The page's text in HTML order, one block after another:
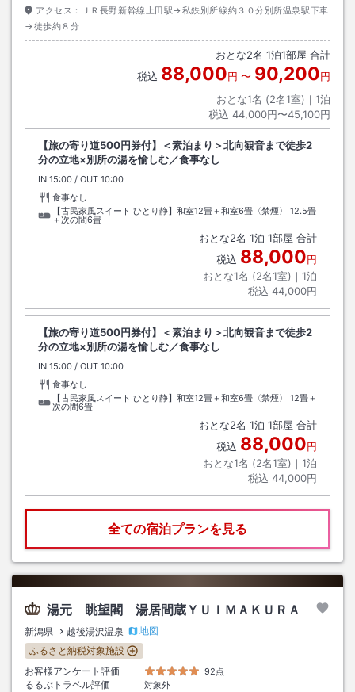
アクセス：
ＪＲ長野新幹線上田駅→私鉄別所線約３０分別所温泉駅下車
→徒歩約８分
おとな2名 1泊1部屋 合計
税込 88,000円 〜 90,200円
おとな1名 (2名1室)｜ 1泊
税込 44,000円〜45,100円
【旅の寄り道500円券付】＜素泊まり＞北向観音まで徒歩2
分の立地×別所の湯を愉しむ／食事なし
IN チェックイン
15:00 / OUT チェックアウト
10:00
食事なし
【古民家風スイート ひとり静】和室12畳＋和室6畳〈禁煙〉
12.5畳
＋次の間6畳
おとな2名 1泊 1部屋 合計
税込 88,000円
おとな1名 (2名1室)｜ 1泊
税込 44,000円
【旅の寄り道500円券付】＜素泊まり＞北向観音まで徒歩2
分の立地×別所の湯を愉しむ／食事なし
IN チェックイン
15:00 / OUT チェックアウト
10:00
食事なし
【古民家風スイート ひとり静】和室12畳＋和室6畳〈禁煙〉
12畳＋
次の間6畳
おとな2名 1泊 1部屋 合計
税込 88,000円
おとな1名 (2名1室)｜ 1泊
税込 44,000円
全ての宿泊プランを見る
湯元 眺望閣 湯居間蔵ＹＵＩＭＡＫＵＲＡ
新潟県 越後湯沢温泉
地図
ふるさと納税対象施設
お客様アンケート評価
92点
るるぶトラベル評価
対象外